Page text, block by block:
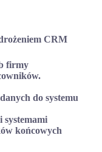
CRM
firmy
do systemu
systemami
końcowych